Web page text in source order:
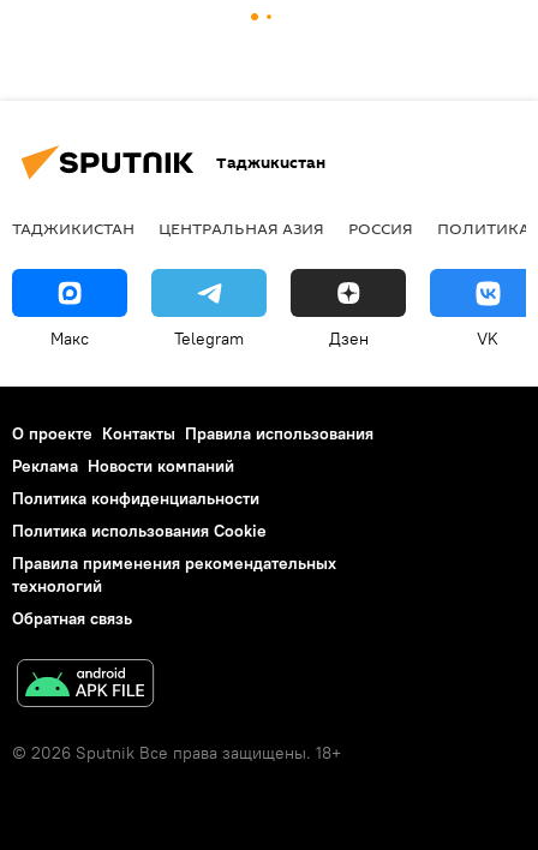
Таджикистан
ТАДЖИКИСТАН ЦЕНТРАЛЬНАЯ АЗИЯ РОССИЯ ПОЛИТИКА
Макс Telegram Дзен VK
О проекте Контакты Правила использования
Реклама Новости компаний
Политика конфиденциальности
Политика использования Cookie
Правила применения рекомендательных
технологий
Обратная связь
© 2026 Sputnik Все права защищены. 18+